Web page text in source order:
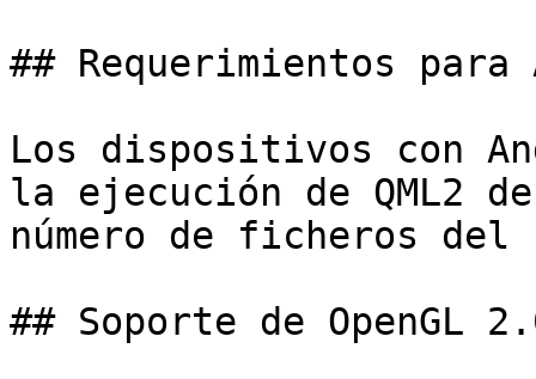
## Requerimientos para
Los dispositivos con
la ejecución de QML2
número de ficheros del
## Soporte de OpenGL